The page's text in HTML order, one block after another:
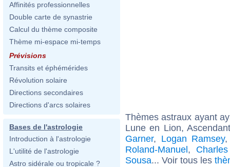
Affinités professionnelles
Double carte de synastrie
Calcul du thème composite
Thème mi-espace mi-temps
Prévisions
Transits et éphémérides
Révolution solaire
Directions secondaires
Directions d'arcs solaires
Bases de l'astrologie
Introduction à l'astrologie
L'utilité de l'astrologie
Astro sidérale ou tropicale ?
Thèmes astraux ayant
Lune en Lion,
Garner, Logan Ramsey
Roland-Manuel,
Sousa... Voir tous les